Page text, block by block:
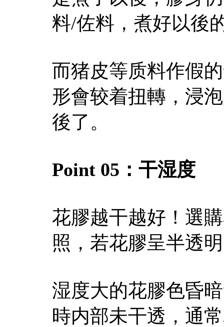
料/佐料，煮好以後
而猪皮等质料作假
形會较着扭轉，浸
後了。
Point 05： 干湿度
花膠越干越好！選
照，若花膠呈半透
湿度大的花膠色昏
時内部未干透，通